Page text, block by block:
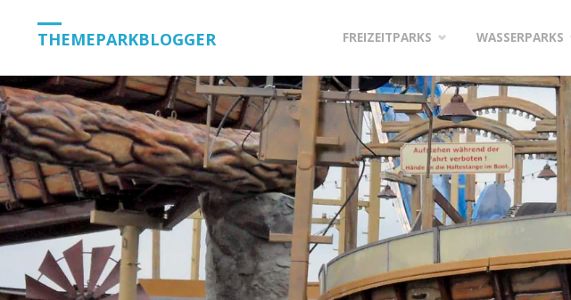
THEMEPARKBLOGGER
content
FREIZEITPARKS WASSERPARKS